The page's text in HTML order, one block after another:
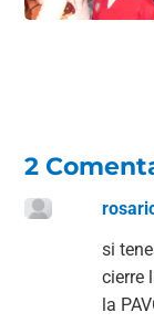
2
si
cierre
la